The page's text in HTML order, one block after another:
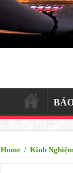
Home / Kinh